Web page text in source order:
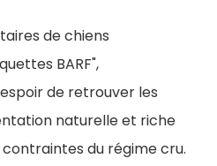
de chiens
BARF",
de retrouver les
naturelle et riche
du régime cru.